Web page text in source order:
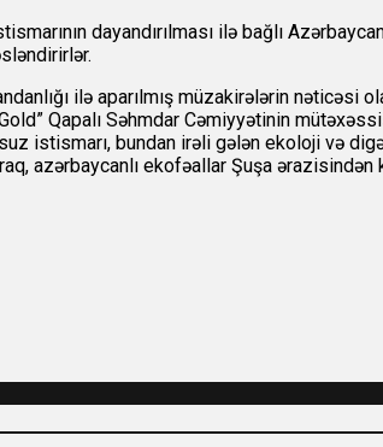
dayandırılması ilə bağlı
ilə aparılmış müzakirələrin nəticəsi
Qapalı Səhmdar Cəmiyyətinin
istismarı, bundan irəli gələn ekoloji və
azərbaycanlı ekofəallar Şuşa